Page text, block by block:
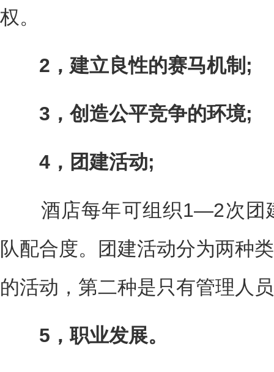
权。
2，建立良性的赛马机制;
3，创造公平竞争的环境;
4，团建活动;
酒店每年可组织1—2次团
队配合度。团建活动分为两种
的活动，第二种是只有管理人
5，职业发展。